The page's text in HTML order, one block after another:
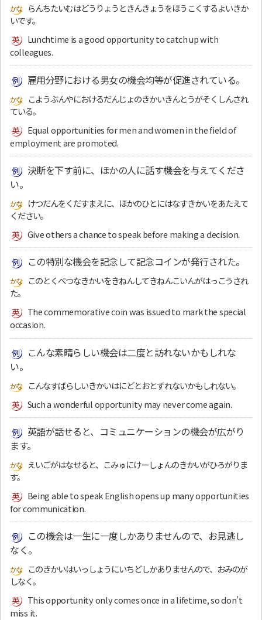
らんちたいむはどうりょうときんきょうをほうこくするよいきか
いです。
Lunchtime is a good opportunity to catch up with
colleagues.
雇用分野における男女の機会均等が促進されている。
こようぶんやにおけるだんじょのきかいきんとうがそくしんされ
ている。
Equal opportunities for men and women in the field of
employment are promoted.
決断を下す前に、ほかの人に話す機会を与えてくださ
い。
けつだんをくだすまえに、ほかのひとにはなすきかいをあたえて
ください。
Give others a chance to speak before making a decision.
この特別な機会を記念して記念コインが発行された。
このとくべつなきかいをきねんしてきねんこいんがはっこうされ
た。
The commemorative coin was issued to mark the special
occasion.
こんな素晴らしい機会は二度と訪れないかもしれな
い。
こんなすばらしいきかいはにどとおとずれないかもしれない。
Such a wonderful opportunity may never come again.
英語が話せると、コミュニケーションの機会が広がり
ます。
えいごがはなせると、こみゅにけーしょんのきかいがひろがりま
す。
Being able to speak English opens up many opportunities
for communication.
この機会は一生に一度しかありませんので、お見逃し
なく。
このきかいはいっしょうにいちどしかありませんので、おみのが
しなく。
This opportunity only comes once in a lifetime, so don’t
miss it.